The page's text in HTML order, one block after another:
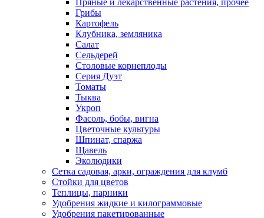
Пряные и лекарственные растения, прочее
Грибы
Картофель
Клубника, земляника
Салат
Сельдерей
Столовые корнеплоды
Серия Дуэт
Томаты
Тыква
Укроп
Фасоль, бобы, вигна
Цветочные культуры
Шпинат, спаржа
Щавель
Эколюдики
Сетка садовая, арки, ограждения для клумб
Стойки для цветов
Теплицы, парники
Удобрения жидкие и килограммовые
Удобрения пакетированные